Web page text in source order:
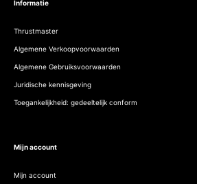
Informatie
Thrustmaster
Algemene Verkoopvoorwaarden
Algemene Gebruiksvoorwaarden
Juridische kennisgeving
Toegankelijkheid: gedeeltelijk conform
Mijn account
Mijn account